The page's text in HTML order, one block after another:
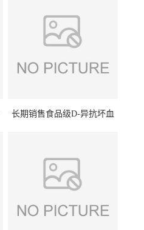
长期销售食品级D-异抗坏血